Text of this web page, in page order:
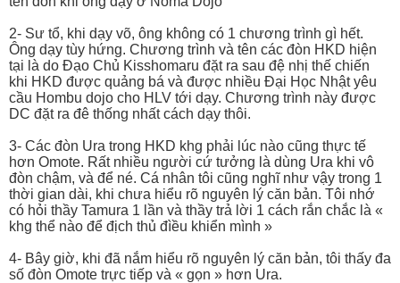
2- Sư tổ, khi dạy võ, ông không có 1 chương trình gì hết.
Ông dạy tùy hứng. Chương trình và tên các đòn HKD hiện
tại là do Đạo Chủ Kisshomaru đặt ra sau đệ nhị thế chiến
khi HKD được quảng bá và được nhiều Đại Học Nhật yêu
cầu Hombu dojo cho HLV tới dạy. Chương trình này được
DC đặt ra đê thống nhất cách dạy thôi.
3- Các đòn Ura trong HKD khg phải lúc nào cũng thực tế
hơn Omote. Rất nhiều người cứ tưởng là dùng Ura khi vô
đòn chậm, và để né. Cá nhân tôi cũng nghĩ như vậy trong 1
thời gian dài, khi chưa hiểu rõ nguyên lý căn bản. Tôi nhớ
có hỏi thầy Tamura 1 lần và thầy trả lời 1 cách rắn chắc là «
khg thể nào để địch thủ đìều khiển mình »
4- Bây giờ, khi đã nắm hiểu rõ nguyên lý căn bản, tôi thấy đa
số đòn Omote trực tiếp và « gọn » hơn Ura.